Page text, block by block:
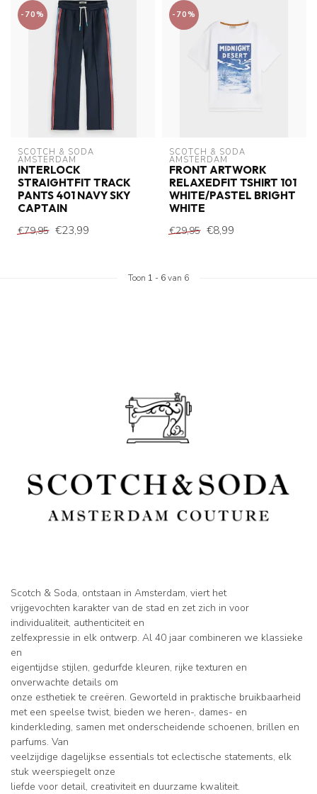
-70%
SCOTCH & SODA
AMSTERDAM
INTERLOCK
STRAIGHTFIT TRACK
PANTS 401 NAVY SKY
CAPTAIN
€79,95 €23,99
-70%
SCOTCH & SODA
AMSTERDAM
FRONT ARTWORK
RELAXEDFIT TSHIRT 101
WHITE/PASTEL BRIGHT
WHITE
€29,95 €8,99
Toon 1 - 6van 6
Scotch & Soda, ontstaan ​​in Amsterdam, viert het
vrijgevochten karakter van de stad en zet zich in voor
individualiteit, authenticiteit en
zelfexpressie in elk ontwerp. Al 40 jaar combineren we klassieke
en
eigentijdse stijlen, gedurfde kleuren, rijke texturen en
onverwachte details om
onze esthetiek te creëren. Geworteld in praktische bruikbaarheid
met een speelse twist, bieden we heren-, dames- en
kinderkleding, samen met onderscheidende schoenen, brillen en
parfums. Van
veelzijdige dagelijkse essentials tot eclectische statements, elk
stuk weerspiegelt onze
liefde voor detail, creativiteit en duurzame kwaliteit.